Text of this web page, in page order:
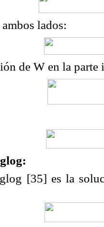
lados:
de W en la parte
[35] es la